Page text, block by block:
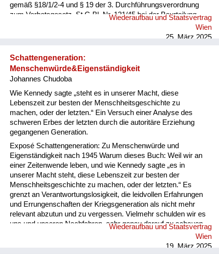
gemäß §18/1/2-4 und § 19 der 3. Durchführungsverordnung
zum Verbotsgesetz, St.G.Bl. Nr. 131/45 bei der Beurteilung
des Technischen Telegrapheninspektors Roland Rosmanith in
NSDAP (Verbotsgesetz), StGB1. 13/45 nach durchgeführter
mündlicher Verhandlung festgestellt: Technischer
Telegrapheninspektor Roland Rosmanith bietet nach seinem
bisherigen Verhalten keine Gewähr dafür, daß er jederzeit
rückhaltlos für die unabhängige Republik Österr...
Wiederaufbau und Staatsvertrag
Wien
25. März 2025
Schattengeneration:
Menschenwürde&Eigenständigkeit
Johannes Chudoba
Wie Kennedy sagte „steht es in unserer Macht, diese
Lebenszeit zur besten der Menschheitsgeschichte zu
machen, oder der letzten.“ Ein Versuch einer Analyse des
schweren Erbes der letzten durch die autoritäre Erziehung
gegangenen Generation.
Exposé Schattengeneration: Zu Menschenwürde und
Eigenständigkeit nach 1945 Warum dieses Buch: Weil wir an
einer Zeitenwende leben, und wie Kennedy sagte „es in
unserer Macht steht, diese Lebenszeit zur besten der
Menschheitsgeschichte zu machen, oder der letzten.“ Es
grenzt an Verantwortungslosigkeit, die leidvollen Erfahrungen
und Errungenschaften der Kriegsgeneration als nicht mehr
relevant abzutun und zu vergessen. Vielmehr schulden wir es
uns und unseren Nachfahren, sehr genau darauf zu schauen,
was von dem schweren Erbe der letzten durch die autoritäre
Erziehung gegangenen Generation wir weitertragen wollen,
Wiederaufbau und Staatsvertrag
Wien
19. März 2025